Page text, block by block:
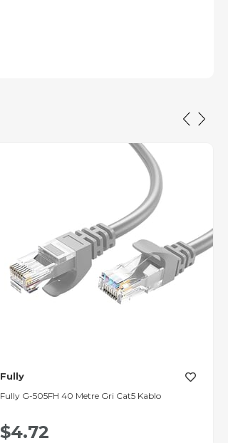
Fully
Fully G-505FH 40 Metre Gri Cat5 Kablo
$4.72